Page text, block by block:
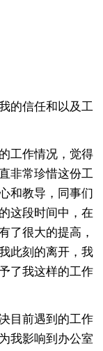
的信任和以及工
工作情况，觉得
非常珍惜这份工
和教导，同事们
这段时间中，在
了很大的提高，
此刻的离开，我
了我这样的工作
目前遇到的工作
我影响到办公室